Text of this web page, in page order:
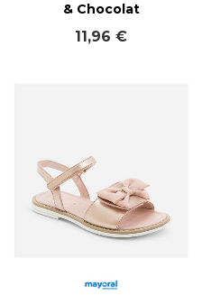
& Chocolat
11,96 €